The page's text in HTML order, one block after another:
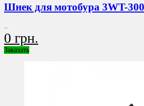
Шнек для мотобура 3WT-
..
0 грн.
Заказать